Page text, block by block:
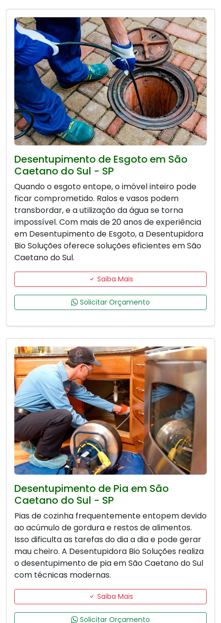
Desentupimento de Esgoto em São
Caetano do Sul - SP
Quando o esgoto entope, o imóvel inteiro pode
ficar comprometido. Ralos e vasos podem
transbordar, e a utilização da água se torna
impossível. Com mais de 20 anos de experiência
em Desentupimento de Esgoto, a Desentupidora
Bio Soluções oferece soluções eficientes em São
Caetano do Sul.
Saiba Mais
Solicitar Orçamento
Desentupimento de Pia em São
Caetano do Sul - SP
Pias de cozinha frequentemente entopem devido
ao acúmulo de gordura e restos de alimentos.
Isso dificulta as tarefas do dia a dia e pode gerar
mau cheiro. A Desentupidora Bio Soluções realiza
o desentupimento de pia em São Caetano do Sul
com técnicas modernas.
Saiba Mais
Solicitar Orçamento